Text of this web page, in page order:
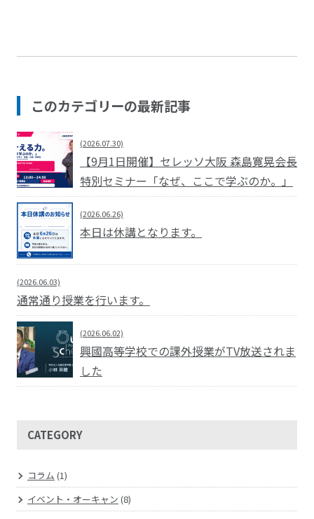
このカテゴリーの最新記事
(2026.07.30)
【9月1日開催】セレッソ大阪 森島寛晃会長
特別セミナー「なぜ、ここで学ぶのか。」
(2026.06.26)
本日は休講となります。
(2026.06.03)
通常通り授業を行います。
(2026.06.02)
興國高等学校での課外授業がTV放送されま
した
CATEGORY
コラム (1)
イベント・オーキャン (8)